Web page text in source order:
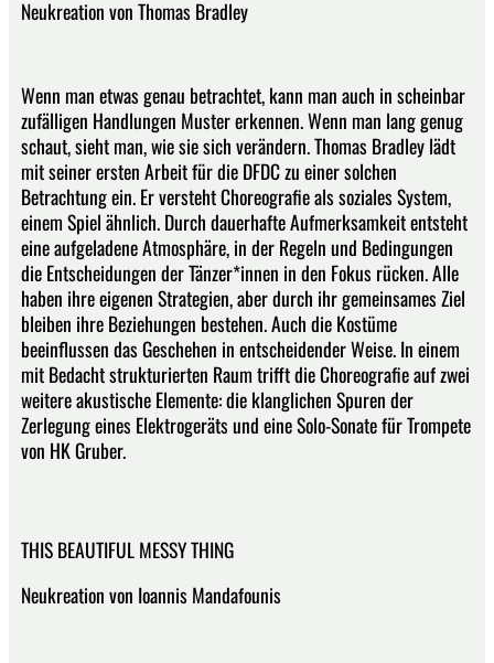
Neukreation von Thomas Bradley
Wenn man etwas genau betrachtet, kann man auch in scheinbar
zufälligen Handlungen Muster erkennen. Wenn man lang genug
schaut, sieht man, wie sie sich verändern. Thomas Bradley lädt
mit seiner ersten Arbeit für die DFDC zu einer solchen
Betrachtung ein. Er versteht Choreografie als soziales System,
einem Spiel ähnlich. Durch dauerhafte Aufmerksamkeit entsteht
eine aufgeladene Atmosphäre, in der Regeln und Bedingungen
die Entscheidungen der Tänzer*innen in den Fokus rücken. Alle
haben ihre eigenen Strategien, aber durch ihr gemeinsames Ziel
bleiben ihre Beziehungen bestehen. Auch die Kostüme
beeinflussen das Geschehen in entscheidender Weise. In einem
mit Bedacht strukturierten Raum trifft die Choreografie auf zwei
weitere akustische Elemente: die klanglichen Spuren der
Zerlegung eines Elektrogeräts und eine Solo-Sonate für Trompete
von HK Gruber.
THIS BEAUTIFUL MESSY THING
Neukreation von Ioannis Mandafounis